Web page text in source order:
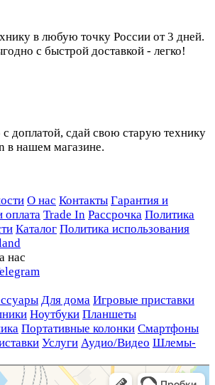
в любую точку России от 3 дней.
с быстрой доставкой - легко!
доплатой, сдай свою старую технику
в нашем магазине.
О нас Контакты Гарантия и
оплата Trade In Рассрочка Политика
Каталог Политика использования
нас
Для дома Игровые приставки
Ноутбуки Планшеты
Портативные колонки Смартфоны
Услуги Аудио/Видео Шлемы-